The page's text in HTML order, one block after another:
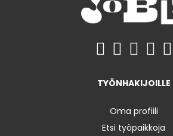
TYÖNHAKIJOILLE
Oma profiili
Etsi työpaikkoja